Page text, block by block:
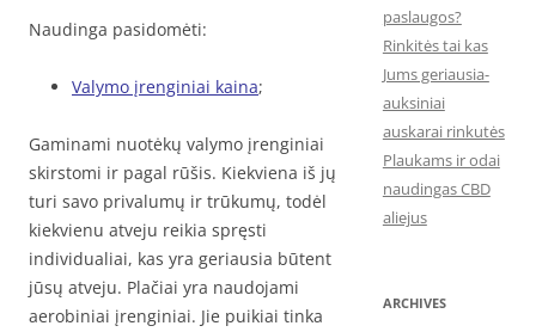
Naudinga pasidomėti:
Valymo įrenginiai kaina;
Gaminami nuotėkų valymo įrenginiai
skirstomi ir pagal rūšis. Kiekviena iš jų
turi savo privalumų ir trūkumų, todėl
kiekvienu atveju reikia spręsti
individualiai, kas yra geriausia būtent
jūsų atveju. Plačiai yra naudojami
aerobiniai įrenginiai. Jie puikiai tinka
paslaugos?
Rinkitės tai kas
Jums geriausia-
auksiniai
auskarai rinkutės
Plaukams ir odai
naudingas CBD
aliejus
ARCHIVES